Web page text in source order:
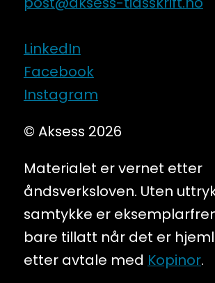
LinkedIn
Facebook
Instagram
© Aksess 2026
Materialet er vernet etter
åndsverksloven. Uten
samtykke er
bare tillatt når det er
etter avtale med Kopinor.